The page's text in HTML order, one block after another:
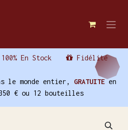
100% En Stock Fidélité
le monde entier, GRATUITEen
€ ou 12 bouteilles